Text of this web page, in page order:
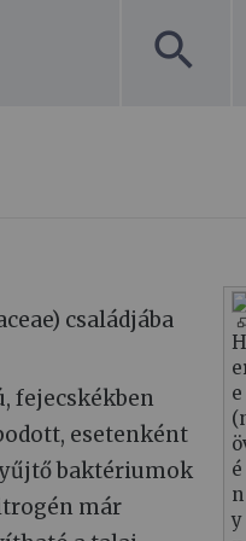
search
H
e
é
n
y
családjába
fejecskékben
esetenként
baktériumok
már